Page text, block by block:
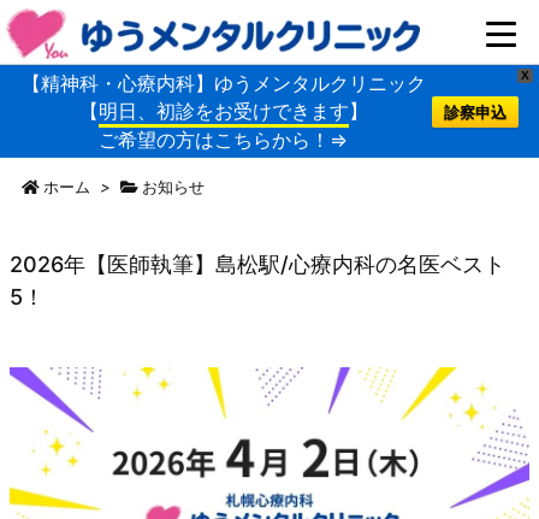
X
【精神科・心療内科】ゆうメンタルクリニック
【明日、初診をお受けできます】
ご希望の方はこちらから！⇒
診察申込
ホーム > お知らせ
2026年【医師執筆】島松駅/心療内科の名医ベスト
5！